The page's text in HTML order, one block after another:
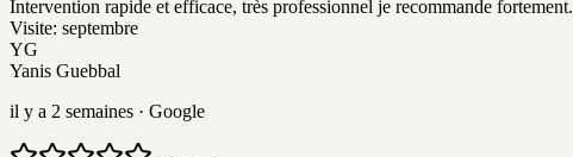
Intervention rapide et efficace, très professionnel je recommande fortement.
Visite: septembre
YG
Yanis Guebbal
il y a 2 semaines · Google